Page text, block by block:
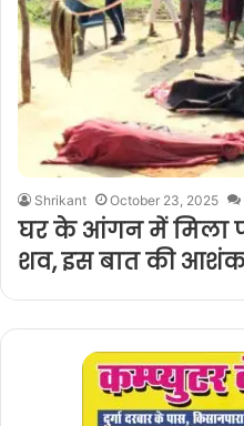
Shrikant October 23, 2025
घर के आंगन में मिला
शव, इस बात की